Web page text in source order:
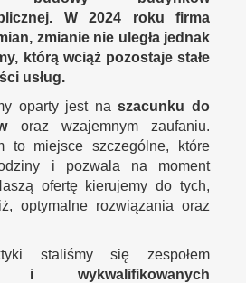
W 2024 roku firma
zmianie nie uległa jednak
którą wciąż pozostaje stałe
usług.
oparty jest naszacunku do
oraz wzajemnym zaufaniu.
to miejsce szczególne, które
i pozwala na moment
ofertę kierujemy do tych,
optymalne rozwiązania oraz
staliśmy się zespołem
i wykwalifikowanych